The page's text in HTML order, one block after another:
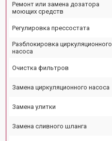
Ремонт или замена дозатора
моющих средств
Регулировка прессостата
Разблокировка циркуляционного
насоса
Очистка фильтров
Замена циркуляционного насоса
Замена улитки
Замена сливного шланга